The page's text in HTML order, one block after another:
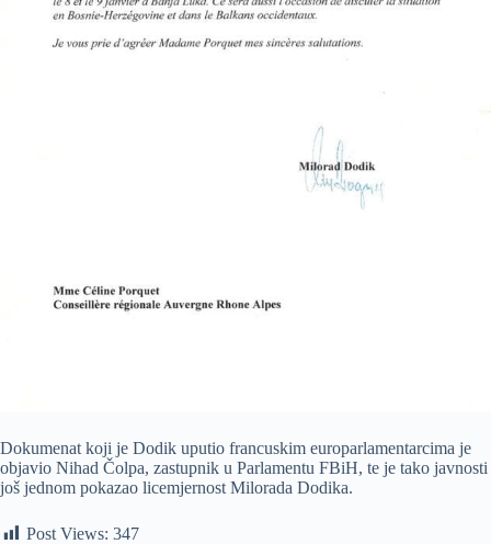
Dokumenat koji je Dodik uputio francuskim europarlamentarcima je
objavio Nihad Čolpa, zastupnik u Parlamentu FBiH, te je tako javnosti
još jednom pokazao licemjernost Milorada Dodika.
Post Views: 347